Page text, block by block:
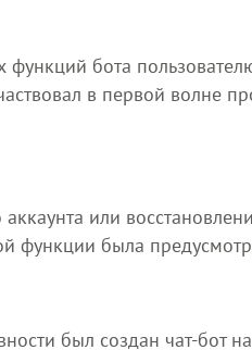
бота
в первой волне
или
функции была
был создан чат-